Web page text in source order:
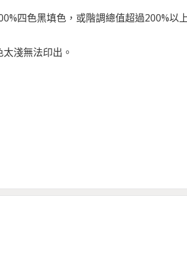
四色黑填色，或階調總值超過200%以
淺無法印出。